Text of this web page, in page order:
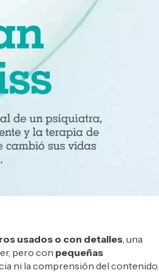
usados o con detalles, una
pero con pequeñas
ni la comprensión del contenido.